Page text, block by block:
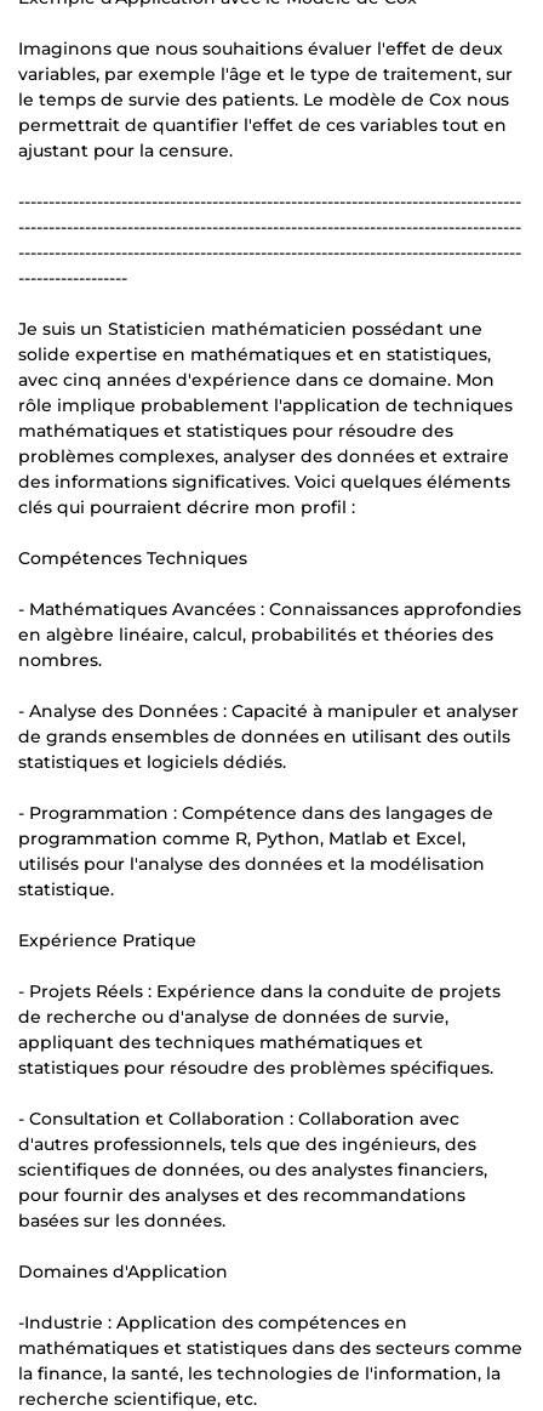
Imaginons que nous souhaitions évaluer l'effet de deux
variables, par exemple l'âge et le type de traitement, sur
le temps de survie des patients. Le modèle de Cox nous
permettrait de quantifier l'effet de ces variables tout en
ajustant pour la censure.
-----------------------------------------------------------------------------------
-----------------------------------------------------------------------------------
-----------------------------------------------------------------------------------
------------------
Je suis un Statisticien mathématicien possédant une
solide expertise en mathématiques et en statistiques,
avec cinq années d'expérience dans ce domaine. Mon
rôle implique probablement l'application de techniques
mathématiques et statistiques pour résoudre des
problèmes complexes, analyser des données et extraire
des informations significatives. Voici quelques éléments
clés qui pourraient décrire mon profil :
Compétences Techniques
- Mathématiques Avancées : Connaissances approfondies
en algèbre linéaire, calcul, probabilités et théories des
nombres.
- Analyse des Données : Capacité à manipuler et analyser
de grands ensembles de données en utilisant des outils
statistiques et logiciels dédiés.
- Programmation : Compétence dans des langages de
programmation comme R, Python, Matlab et Excel,
utilisés pour l'analyse des données et la modélisation
statistique.
Expérience Pratique
- Projets Réels : Expérience dans la conduite de projets
de recherche ou d'analyse de données de survie,
appliquant des techniques mathématiques et
statistiques pour résoudre des problèmes spécifiques.
- Consultation et Collaboration : Collaboration avec
d'autres professionnels, tels que des ingénieurs, des
scientifiques de données, ou des analystes financiers,
pour fournir des analyses et des recommandations
basées sur les données.
Domaines d'Application
-Industrie : Application des compétences en
mathématiques et statistiques dans des secteurs comme
la finance, la santé, les technologies de l'information, la
recherche scientifique, etc.